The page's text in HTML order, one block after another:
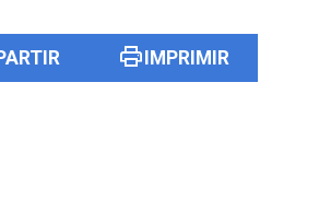
printIMPRIMIR